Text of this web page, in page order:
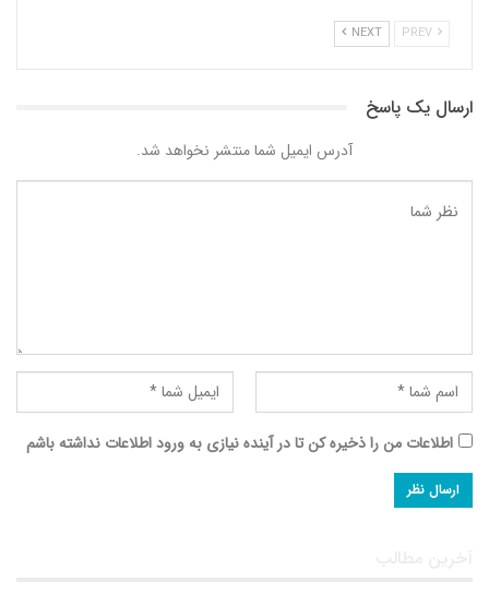
NEXT
ارسال یک پاسخ
آدرس ایمیل شما منتشر نخواهد شد.
اطلاعات من را ذخیره کن تا در آینده نیازی به ورود اطلاعات نداشته باشم
آخرین مطالب